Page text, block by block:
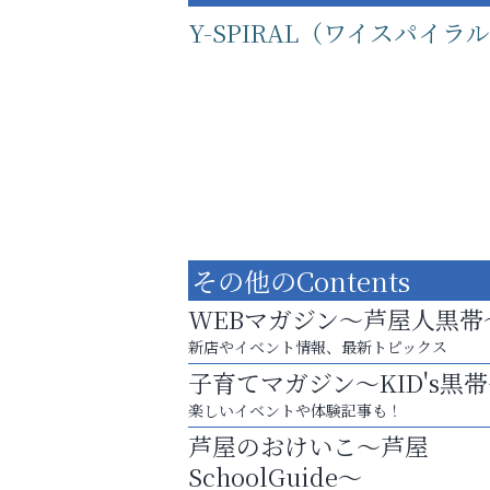
Y-SPIRAL（ワイスパイラル
運動不足「動かない」を解消しませんか？
杉塾 芦屋校
その他のContents
WEBマガジン～芦屋人黒帯
新店やイベント情報、最新トピックス
子育てマガジン～KID's黒
楽しいイベントや体験記事も！
芦屋のおけいこ～芦屋
SchoolGuide～